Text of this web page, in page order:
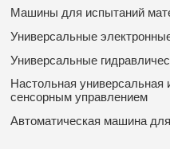
Машины для испытаний
Универсальные
Универсальные
Настольная
сенсорным управлением
Автоматическая машина